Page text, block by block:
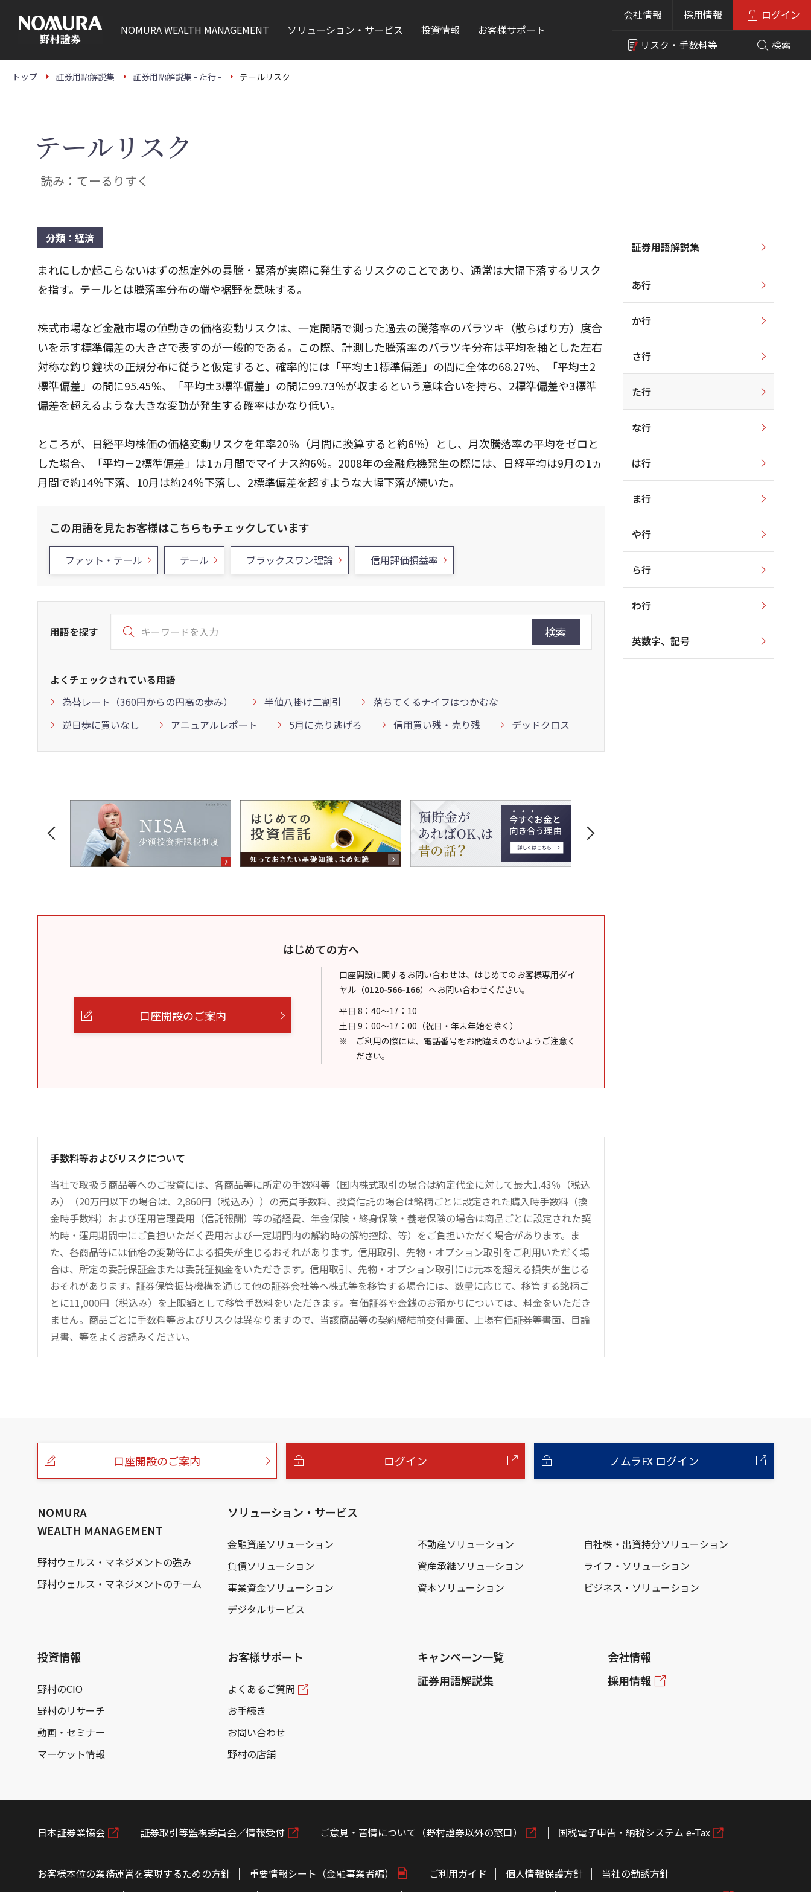
本
NOMURAWEALTH MANAGEMENT ソリューション・サービス 投資情報 お客様サポート
会社情報 採用情報
リスク・ 手数料等 検索
ログイン
トップ 証券用語解説集 証券用語解説集 - た行 - テールリスク
テールリスク
読み：てーるりすく
分類：経済
まれにしか起こらないはずの想定外の暴騰・暴落が実際に発生するリスクのことであり、通常は大幅下落するリスク
を指す。テールとは騰落率分布の端や裾野を意味する。
株式市場など金融市場の値動きの価格変動リスクは、一定間隔で測った過去の騰落率のバラツキ（散らばり方）度合
いを示す標準偏差の大きさで表すのが一般的である。この際、計測した騰落率のバラツキ分布は平均を軸とした左右
対称な釣り鐘状の正規分布に従うと仮定すると、確率的には「平均±1標準偏差」の間に全体の68.27％、「平均±2
標準偏差」の間に95.45％、「平均±3標準偏差」の間に99.73％が収まるという意味合いを持ち、2標準偏差や3標準
偏差を超えるような大きな変動が発生する確率はかなり低い。
ところが、日経平均株価の価格変動リスクを年率20％（月間に換算すると約6％）とし、月次騰落率の平均をゼロと
した場合、「平均－2標準偏差」は1ヵ月間でマイナス約6％。2008年の金融危機発生の際には、日経平均は9月の1ヵ
月間で約14％下落、10月は約24％下落し、2標準偏差を超すような大幅下落が続いた。
この用語を見たお客様はこちらもチェックしています
ファット・テール テール ブラックスワン理論 信用評価損益率
用語を探す 検索
よくチェックされている用語
為替レート（360円からの円高の歩み）
半値八掛け二割引
落ちてくるナイフはつかむな
逆日歩に買いなし
アニュアルレポート 5月に売り逃げろ 信用買い残・売り残 デッドクロス
はじめての方へ
口座開設のご案内
口座開設に関するお問い合わせは、はじめてのお客様専用ダイ
ヤル （0120-566-166） へお問い合わせください。
平日 8：40～17：10
土日 9：00～17：00（祝日・年末年始を除く）
ご利用の際には、電話番号をお間違えのないようご注意く
ださい。
手数料等およびリスクについて
当社で取扱う商品等へのご投資には、各商品等に所定の手数料等（国内株式取引の場合は約定代金に対して最大1.43％（税込
み）（20万円以下の場合は、2,860円（税込み））の売買手数料、投資信託の場合は銘柄ごとに設定された購入時手数料（換
金時手数料）および運用管理費用（信託報酬）等の諸経費、年金保険・終身保険・養老保険の場合は商品ごとに設定された契
約時・運用期間中にご負担いただく費用および一定期間内の解約時の解約控除、等）をご負担いただく場合があります。ま
た、各商品等には価格の変動等による損失が生じるおそれがあります。信用取引、先物・オプション取引をご利用いただく場
合は、所定の委託保証金または委託証拠金をいただきます。信用取引、先物・オプション取引には元本を超える損失が生じる
おそれがあります。証券保管振替機構を通じて他の証券会社等へ株式等を移管する場合には、数量に応じて、移管する銘柄ご
とに11,000円（税込み）を上限額として移管手数料をいただきます。有価証券や金銭のお預かりについては、料金をいただき
ません。商品ごとに手数料等およびリスクは異なりますので、当該商品等の契約締結前交付書面、上場有価証券等書面、目論
見書、等をよくお読みください。
証券用語解説集
あ行
か行
さ行
た行
な行
は行
ま行
や行
ら行
わ行
英数字、記号
こ
口座開設のご案内 ログイン ノムラFX ログイン
NOMURA
WEALTH MANAGEMENT
野村ウェルス・マネジメントの強み
野村ウェルス・マネジメントのチーム
ソリューション・サービス
金融資産ソリューション 不動産ソリューション
自社株・出資持分ソリューション
負債ソリューション
資産承継ソリューション
ライフ・ソリューション
事業資金ソリューション
資本ソリューション
ビジネス・ソリューション
デジタルサービス
投資情報
野村のCIO
野村のリサーチ
動画・セミナー
マーケット情報
お客様サポート
よくあるご質問
お手続き
お問い合わせ
野村の店舗
キャンペーン一覧
証券用語解説集
会社情報
採用情報
日本証券業協会 証券取引等監視委員会／情報受付 ご意見・苦情について（野村證券以外の窓口） 国税電子申告・納税システム e-Tax
お客様本位の業務運営を実現するための方針 重要情報シート（金融事業者編） ご利用ガイド 個人情報保護方針
当社の勧誘方針